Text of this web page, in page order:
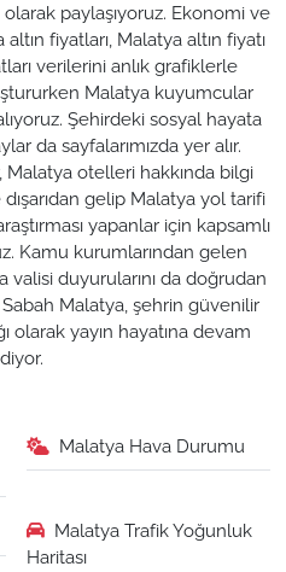
paylaşıyoruz. Ekonomi ve
fiyatları, Malatya altın fiyatı
verilerini anlık grafiklerle
Malatya kuyumcular
Şehirdeki sosyal hayata
da sayfalarımızda yer alır.
Malatya otelleri hakkında bilgi
gelip Malatya yol tarifi
yapanlar için kapsamlı
Kamu kurumlarından gelen
valisi duyurularını da doğrudan
Malatya, şehrin güvenilir
olarak yayın hayatına devam
Malatya Hava Durumu
Malatya Trafik Yoğunluk
Haritası